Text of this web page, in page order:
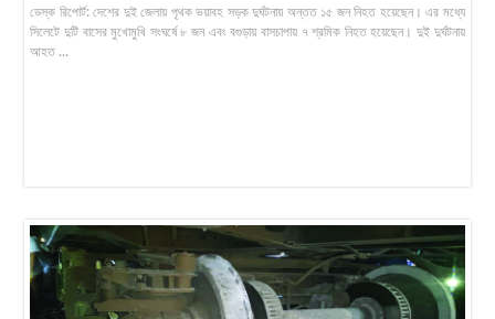
ডেস্ক রিপোর্ট: দেশের দুই জেলায় পৃথক ভয়াবহ সড়ক দুর্ঘটনায় অন্তত ১৫ জন নিহত হয়েছেন। এর মধ্যে
সিলেটে দুটি বাসের মুখোমুখি সংঘর্ষে ৮ জন এবং বগুড়ায় বাসচাপায় ৭ শ্রমিক নিহত হয়েছেন। দুই দুর্ঘটনায়
আহত ...